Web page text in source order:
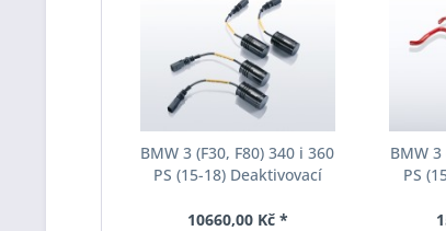
BMW 3 (F30, F80) 340 i 360
PS (15-18) Deaktivovací
AM65-20-030-01-22
10660,00 Kč *
BMW 3
PS